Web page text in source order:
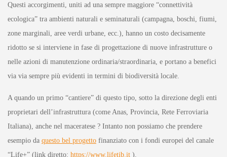
Questi accorgimenti, uniti ad una sempre maggiore “connettività
ecologica” tra ambienti naturali e seminaturali (campagna, boschi, fiumi,
zone marginali, aree verdi urbane, ecc.), hanno un costo decisamente
ridotto se si interviene in fase di progettazione di nuove infrastrutture o
nelle azioni di manutenzione ordinaria/straordinaria, e portano a benefici
via via sempre più evidenti in termini di biodiversità locale.
A quando un primo “cantiere” di questo tipo, sotto la direzione degli enti
proprietari dell’infrastruttura (come Anas, Provincia, Rete Ferroviaria
Italiana), anche nel maceratese ? Intanto non possiamo che prendere
esempio da questo bel progettofinanziato con i fondi europei del canale
“Life+” (link diretto: https://www.lifetib.it).